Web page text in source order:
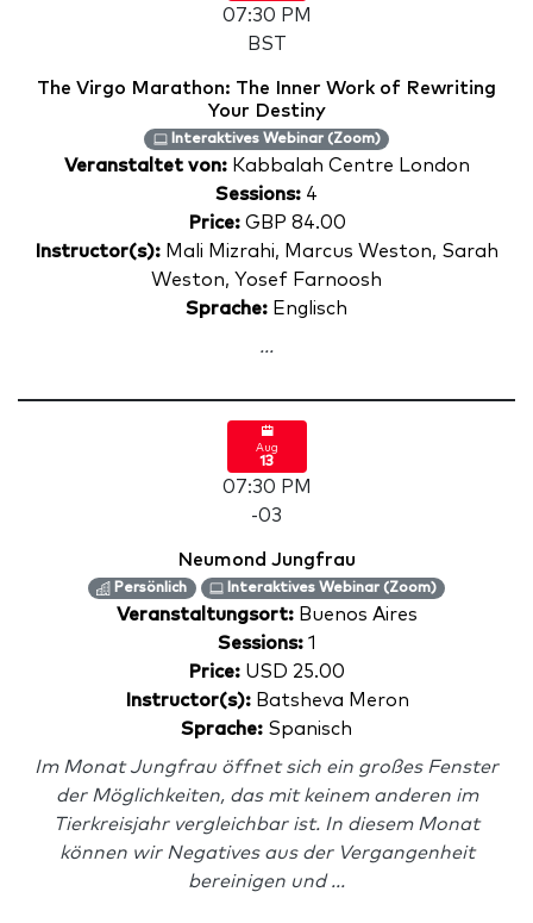
07:30 PM
BST
The Virgo Marathon: The Inner Work of Rewriting
Your Destiny
Interaktives Webinar (Zoom)
Veranstaltet von: Kabbalah Centre London
Sessions: 4
Price:GBP 84.00
Instructor(s): Mali Mizrahi, Marcus Weston, Sarah
Weston, Yosef Farnoosh
Sprache: Englisch
...
Aug
13
07:30 PM
-03
Neumond Jungfrau
Persönlich Interaktives Webinar (Zoom)
Veranstaltungsort: Buenos Aires
Sessions:1
Price: USD 25.00
Instructor(s):Batsheva Meron
Sprache: Spanisch
Im Monat Jungfrau öffnet sich ein großes Fenster
der Möglichkeiten, das mit keinem anderen im
Tierkreisjahr vergleichbar ist. In diesem Monat
können wir Negatives aus der Vergangenheit
bereinigen und ...